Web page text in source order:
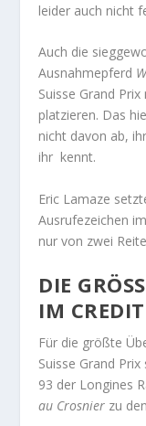
leider auch nicht
Auch die
Ausnahmepferd
Suisse Grand
platzieren. Das
nicht davon ab,
ihr kennt.
Eric Lamaze
Ausrufezeichen
nur von zwei
DIE
M CREDIT
Für die größte
Suisse Grand
93 der Longines
au Crosnier zu